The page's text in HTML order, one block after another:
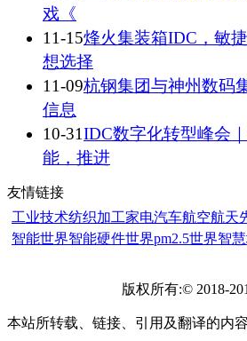
戏《
11-15烽火集装箱IDC，敏
想选择
11-09杭钢集团与神州数码
信息
10-31IDC数字化转型峰会
能，推进
友情链接
工业技术纺织加工家电汽车航空航天
智能世界智能硬件世界pm2.5世界智
版权所有:© 2018-
本站所转载、链接、引用及翻译的内